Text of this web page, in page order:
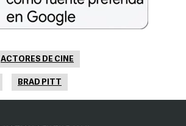
ACTORES DE CINE
BRAD PITT